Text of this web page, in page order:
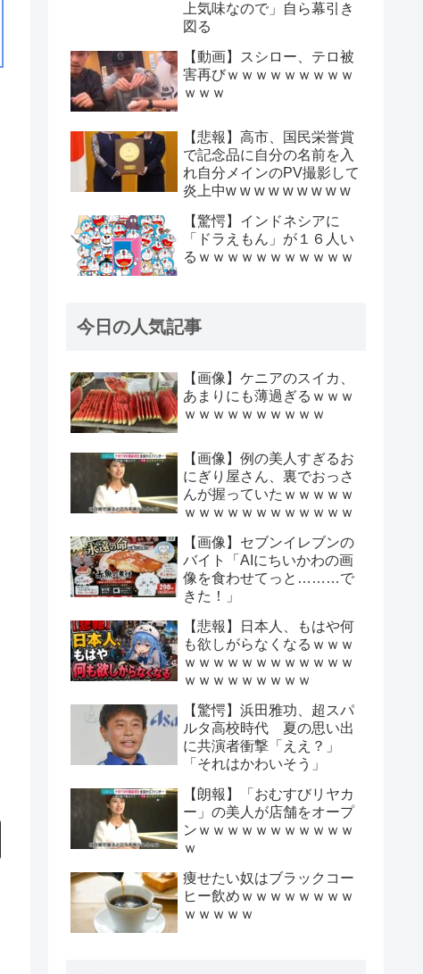
上気味なので」自ら幕引き
図る
【動画】スシロー、テロ被
害再びｗｗｗｗｗｗｗｗｗ
ｗｗｗ
【悲報】高市、国民栄誉賞
で記念品に自分の名前を入
れ自分メインのPV撮影して
炎上中w w w w w w w w w
【驚愕】インドネシアに
「ドラえもん」が１６人い
るｗｗｗｗｗｗｗｗｗｗｗ
今日の人気記事
【画像】ケニアのスイカ、
あまりにも薄過ぎるｗｗｗ
ｗｗｗｗｗｗｗｗｗｗ
【画像】例の美人すぎるお
にぎり屋さん、裏でおっさ
んが握っていたｗｗｗｗｗ
ｗｗｗｗｗｗｗｗｗｗｗｗ
【画像】セブンイレブンの
バイト「AIにちいかわの画
像を食わせてっと………で
きた！」
【悲報】日本人、もはや何
も欲しがらなくなるｗｗｗ
ｗｗｗｗｗｗｗｗｗｗｗｗ
ｗｗｗｗｗｗｗｗｗ
【驚愕】浜田雅功、超スパ
ルタ高校時代 夏の思い出
に共演者衝撃「ええ？」
「それはかわいそう」
【朗報】「おむすびリヤカ
ー」の美人が店舗をオープ
ンｗｗｗｗｗｗｗｗｗｗｗ
ｗ
痩せたい奴はブラックコー
ヒー飲めｗｗｗｗｗｗｗｗ
ｗｗｗｗｗ